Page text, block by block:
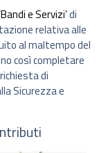
‘Bandi e Servizi’di
relativa alle
al maltempo del
così completare
di
Sicurezza e